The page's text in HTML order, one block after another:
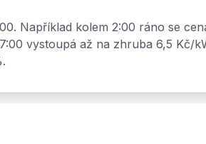
Například kolem 2:00 ráno se
vystoupá až na zhruba 6,5 Kč/